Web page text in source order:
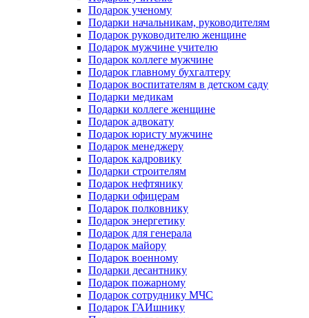
Подарок ученому
Подарки начальникам, руководителям
Подарок руководителю женщине
Подарок мужчине учителю
Подарок коллеге мужчине
Подарок главному бухгалтеру
Подарок воспитателям в детском саду
Подарки медикам
Подарки коллеге женщине
Подарок адвокату
Подарок юристу мужчине
Подарок менеджеру
Подарок кадровику
Подарки строителям
Подарок нефтянику
Подарки офицерам
Подарок полковнику
Подарок энергетику
Подарок для генерала
Подарок майору
Подарок военному
Подарки десантнику
Подарок пожарному
Подарок сотруднику МЧС
Подарок ГАИшнику